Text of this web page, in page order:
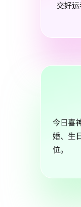
交好运
今日喜
婚、生
位。